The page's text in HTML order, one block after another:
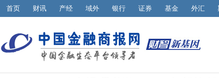
首页 财讯 产经 域外 银行 证券 基金 外汇